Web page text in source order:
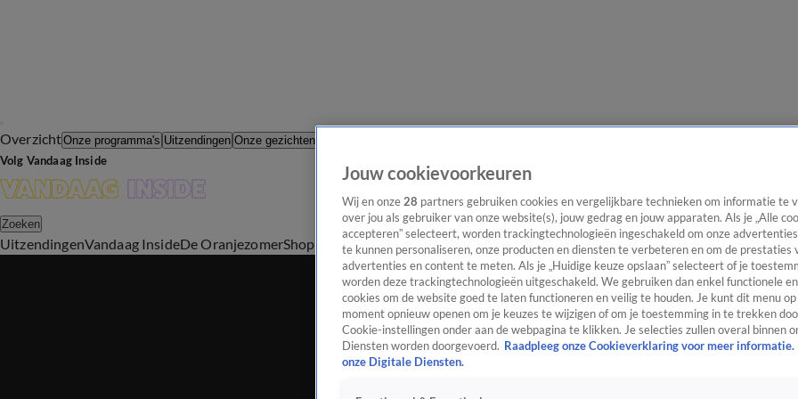
OverzichtOnze programma's Uitzendingen Onze gezichten
Volg Vandaag Inside
Zoeken
UitzendingenVandaag InsideDe OranjezomerShop Uitzending bijwonen
Jouw cookievoorkeuren
Wij en onze 28 partners gebruiken cookies en vergelijkbare technieken om informatie te
over jou als gebruiker van onze website(s), jouw gedrag en jouw apparaten. Als je „Alle
accepteren” selecteert, worden trackingtechnologieën ingeschakeld om onze
te kunnen personaliseren, onze producten en diensten te verbeteren en om de prestaties
advertenties en content te meten. Als je „Huidige keuze opslaan” selecteert of je
worden deze trackingtechnologieën uitgeschakeld. We gebruiken dan enkel functionele
cookies om de website goed te laten functioneren en veilig te houden. Je kunt dit menu
moment opnieuw openen om je keuzes te wijzigen of om je toestemming in te trekken
Cookie-instellingen onder aan de webpagina te klikken. Je selecties zullen overal binnen
Diensten worden doorgevoerd. Raadpleeg onze Cookieverklaring voor meer informatie.
onze Digitale Diensten.